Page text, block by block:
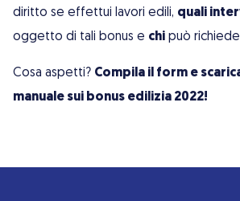
diritto se effettui lavori edili, quali
oggetto di tali bonus e chi può
Cosa aspetti? Compila il form e
manuale sui bonus edilizia 2022!